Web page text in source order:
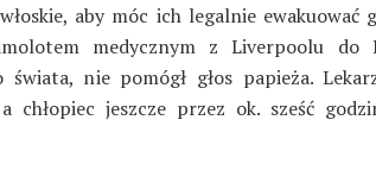
aby móc ich legalnie ewakuować
medycznym z Liverpoolu do
świata, nie pomógł głos papieża.
chłopiec jeszcze przez ok. sześć